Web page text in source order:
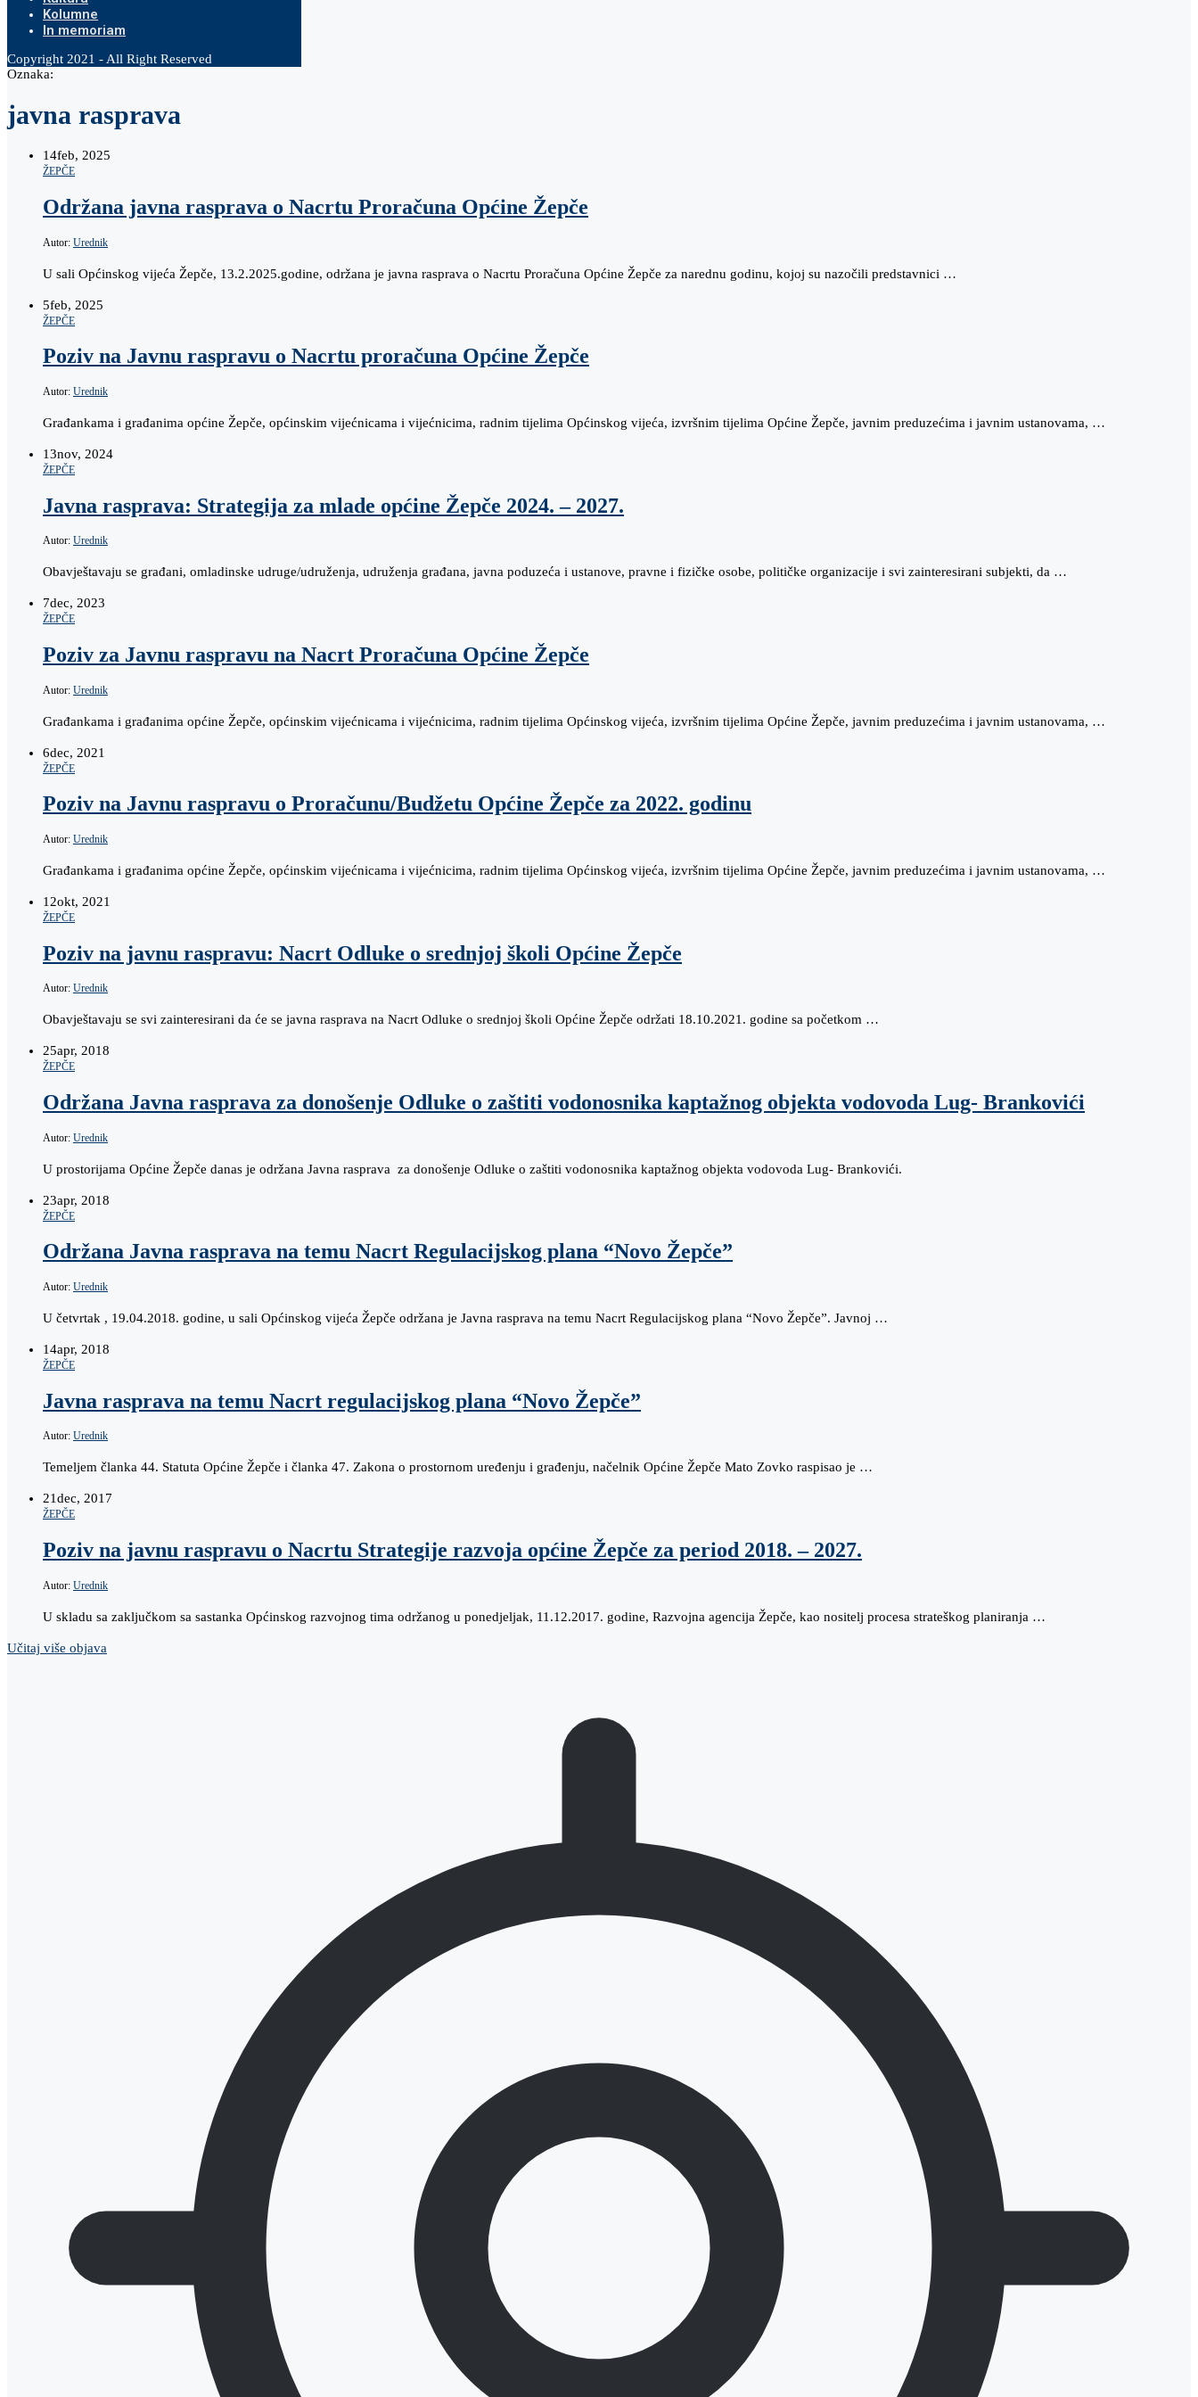
Kolumne
In memoriam
Copyright 2021 - All Right Reserved
Oznaka:
javna rasprava
14feb, 2025
ŽEPČE
Održana javna rasprava o Nacrtu Proračuna Općine Žepče
Autor: Urednik
U sali Općinskog vijeća Žepče, 13.2.2025.godine, održana je javna rasprava o Nacrtu Proračuna Općine Žepče za narednu godinu, kojoj su nazočili predstavnici …
5feb, 2025
ŽEPČE
Poziv na Javnu raspravu o Nacrtu proračuna Općine Žepče
Autor: Urednik
Građankama i građanima općine Žepče, općinskim vijećnicama i vijećnicima, radnim tijelima Općinskog vijeća, izvršnim tijelima Općine Žepče, javnim preduzećima i javnim ustanovama, …
13nov, 2024
ŽEPČE
Javna rasprava: Strategija za mlade općine Žepče 2024. – 2027.
Autor: Urednik
Obavještavaju se građani, omladinske udruge/udruženja, udruženja građana, javna poduzeća i ustanove, pravne i fizičke osobe, političke organizacije i svi zainteresirani subjekti, da …
7dec, 2023
ŽEPČE
Poziv za Javnu raspravu na Nacrt Proračuna Općine Žepče
Autor: Urednik
Građankama i građanima općine Žepče, općinskim vijećnicama i vijećnicima, radnim tijelima Općinskog vijeća, izvršnim tijelima Općine Žepče, javnim preduzećima i javnim ustanovama, …
6dec, 2021
ŽEPČE
Poziv na Javnu raspravu o Proračunu/Budžetu Općine Žepče za 2022. godinu
Autor: Urednik
Građankama i građanima općine Žepče, općinskim vijećnicama i vijećnicima, radnim tijelima Općinskog vijeća, izvršnim tijelima Općine Žepče, javnim preduzećima i javnim ustanovama, …
12okt, 2021
ŽEPČE
Poziv na javnu raspravu: Nacrt Odluke o srednjoj školi Općine Žepče
Autor: Urednik
Obavještavaju se svi zainteresirani da će se javna rasprava na Nacrt Odluke o srednjoj školi Općine Žepče održati 18.10.2021. godine sa početkom …
25apr, 2018
ŽEPČE
Održana Javna rasprava za donošenje Odluke o zaštiti vodonosnika kaptažnog objekta vodovoda Lug- Brankovići
Autor: Urednik
U prostorijama Općine Žepče danas je održana Javna rasprava za donošenje Odluke o zaštiti vodonosnika kaptažnog objekta vodovoda Lug- Brankovići.
23apr, 2018
ŽEPČE
Održana Javna rasprava na temu Nacrt Regulacijskog plana “Novo Žepče”
Autor: Urednik
U četvrtak , 19.04.2018. godine, u sali Općinskog vijeća Žepče održana je Javna rasprava na temu Nacrt Regulacijskog plana “Novo Žepče”. Javnoj …
14apr, 2018
ŽEPČE
Javna rasprava na temu Nacrt regulacijskog plana “Novo Žepče”
Autor: Urednik
Temeljem članka 44. Statuta Općine Žepče i članka 47. Zakona o prostornom uređenju i građenju, načelnik Općine Žepče Mato Zovko raspisao je …
21dec, 2017
ŽEPČE
Poziv na javnu raspravu o Nacrtu Strategije razvoja općine Žepče za period 2018. – 2027.
Autor: Urednik
U skladu sa zaključkom sa sastanka Općinskog razvojnog tima održanog u ponedjeljak, 11.12.2017. godine, Razvojna agencija Žepče, kao nositelj procesa strateškog planiranja …
Učitaj više objava